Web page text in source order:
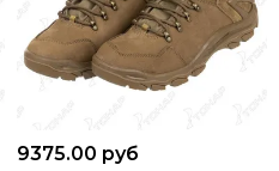
9375.00 руб